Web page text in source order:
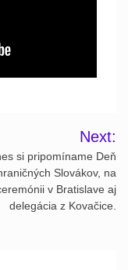
Next:
si pripomíname Deň
Slovákov, na
v Bratislave aj
delegácia z Kovačice.